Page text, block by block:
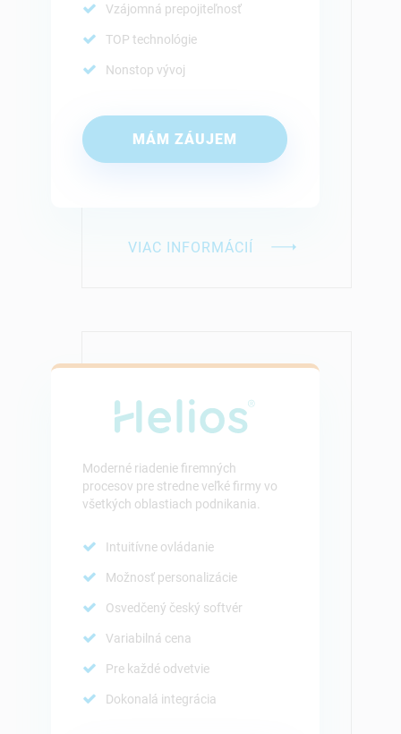
Vzájomná prepojiteľnosť
TOP technológie
Nonstop vývoj
MÁM ZÁUJEM
VIAC INFORMÁCIÍ
Moderné riadenie firemných
procesov pre stredne veľké firmy vo
všetkých oblastiach podnikania.
Intuitívne ovládanie
Možnosť personalizácie
Osvedčený český softvér
Variabilná cena
Pre každé odvetvie
Dokonalá integrácia